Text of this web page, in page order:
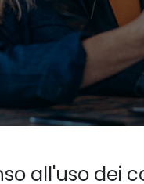
all'uso dei